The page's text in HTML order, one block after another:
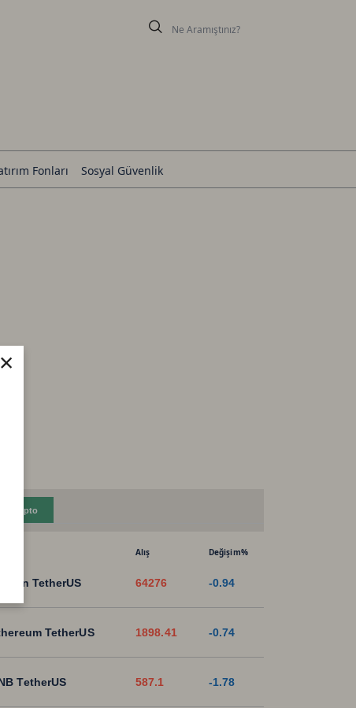
×
Fonları Sosyal Güvenlik
Kripto
Alış Değişim%
TetherUS 64276 -0.94
TetherUS 1898.41 -0.74
TetherUS 587.1 -1.78